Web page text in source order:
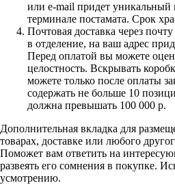
или e-mail придет уникальный
терминале постамата. Срок
Почтовая доставка через
в отделение, на ваш адрес
Перед оплатой вы можете
целостность. Вскрывать
можете только после оплаты
содержать не больше 10
должна превышать 100 000 р.
Дополнительная вкладка для
товарах, доставке или любого
Поможет вам ответить на
развеять его сомнения в покупке.
усмотрению.